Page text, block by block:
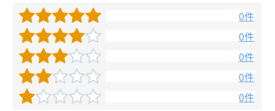
0件
0件
0件
0件
0件